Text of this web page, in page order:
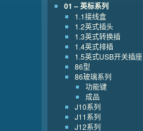
01 – 英标系列
1.1接线盒
1.2英式插头
1.3英式转换插
1.4英式排插
1.5英式USB开关插座
86型
86玻璃系列
功能键
成品
J10系列
J11系列
J12系列